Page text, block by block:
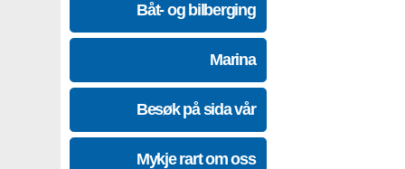
Båt- og bilberging
Marina
Besøk på sida vår
Mykje rart om oss